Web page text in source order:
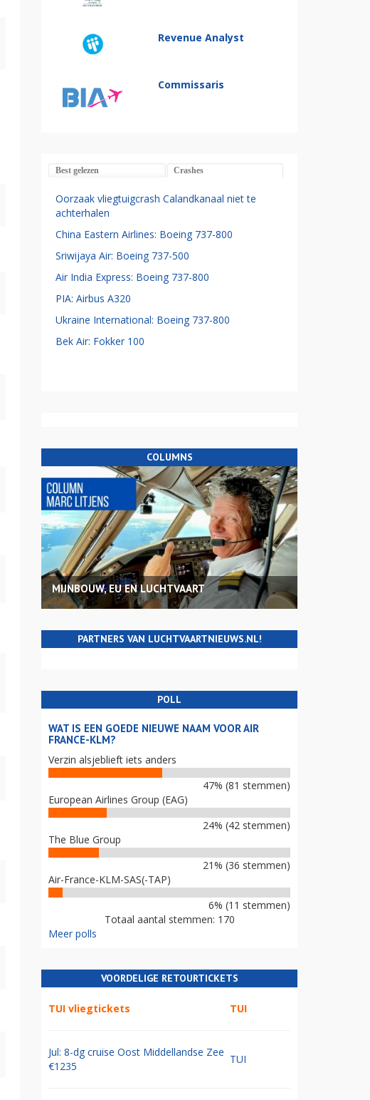
Revenue Analyst
Commissaris
Best gelezen Crashes
Oorzaak vliegtuigcrash Calandkanaal niet te
achterhalen
China Eastern Airlines: Boeing 737-800
Sriwijaya Air: Boeing 737-500
Air India Express: Boeing 737-800
PIA: Airbus A320
Ukraine International: Boeing 737-800
Bek Air: Fokker 100
COLUMNS
MIJNBOUW, EU EN LUCHTVAART
PARTNERS VAN LUCHTVAARTNIEUWS.NL!
POLL
WAT IS EEN GOEDE NIEUWE NAAM VOOR AIR
FRANCE-KLM?
Verzin alsjeblieft iets anders
47% (81 stemmen)
European Airlines Group (EAG)
24% (42 stemmen)
The Blue Group
21% (36 stemmen)
Air-France-KLM-SAS(-TAP)
6% (11 stemmen)
Totaal aantal stemmen: 170
Meer polls
VOORDELIGE RETOURTICKETS
TUI vliegtickets TUI
Jul: 8-dg cruise Oost Middellandse Zee
€1235
TUI